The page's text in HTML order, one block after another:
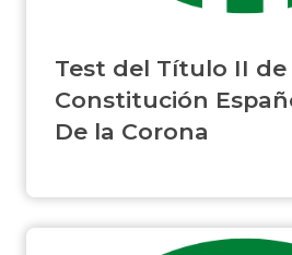
Test del Título II de
Constitución
De la Corona